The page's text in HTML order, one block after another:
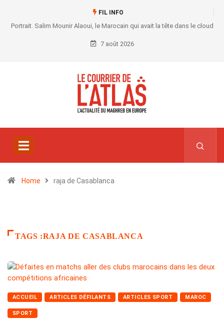
FIL INFO
Portrait. Salim Mounir Alaoui, le Marocain qui avait la tête dans le cloud
7 août 2026
Home raja de Casablanca
TAGS :RAJA DE CASABLANCA
ACCUEIL ARTICLES DÉFILANTS ARTICLES SPORT MAROC
SPORT